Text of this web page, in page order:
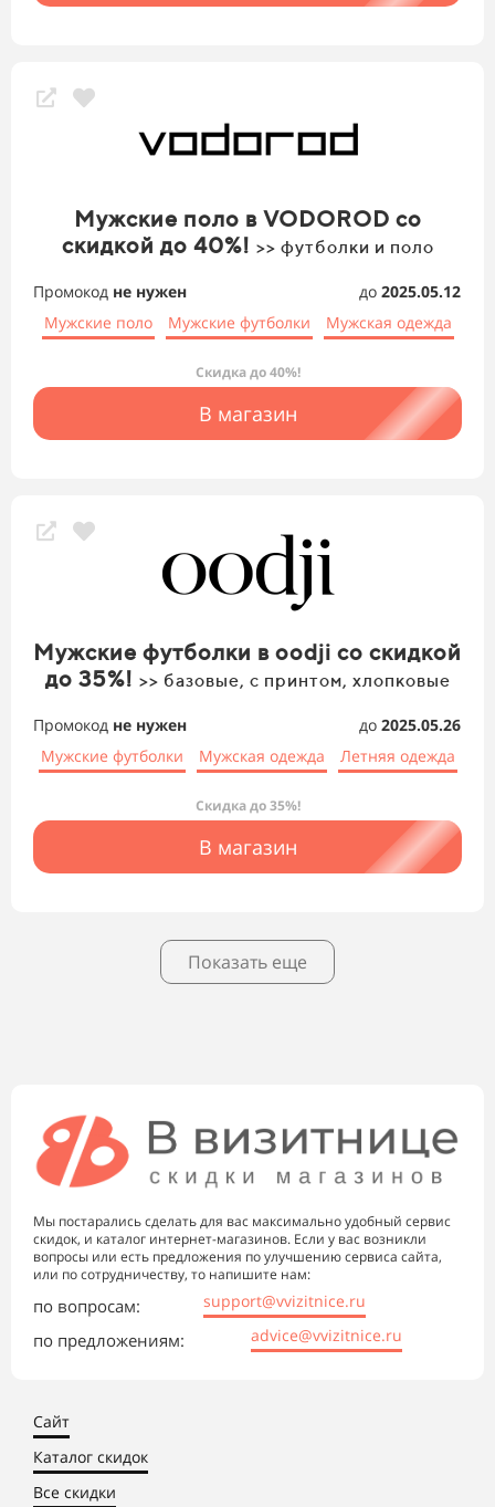
Мужские поло в VODOROD со
скидкой до 40%! >> футболки и поло
Промокод не нужен до 2025.05.12
Мужские поло
Мужские футболки Мужская одежда
Скидка до 40%!
В магазин
Мужские футболки в oodji со скидкой
до 35%! >> базовые, с принтом, хлопковые
Промокод не нужен до 2025.05.26
Мужские футболки
Мужская одежда Летняя одежда
Скидка до 35%!
В магазин
Показать еще
Мы постарались сделать для вас максимально удобный сервис
скидок, и каталог интернет-магазинов. Если у вас возникли
вопросы или есть предложения по улучшению сервиса сайта,
или по сотрудничеству, то напишите нам:
по вопросам: support@vvizitnice.ru
по предложениям: advice@vvizitnice.ru
Сайт
Каталог скидок
Все скидки